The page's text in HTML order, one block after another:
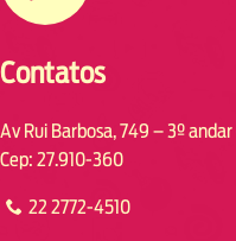
Contatos
Av Rui Barbosa, 749 – 3º
Cep: 27.910-360
22 2772-4510